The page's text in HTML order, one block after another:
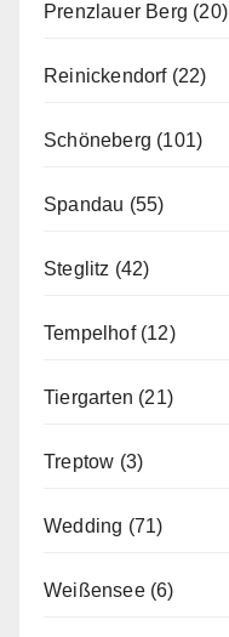
Prenzlauer Berg (20)
Reinickendorf(22)
Schöneberg (101)
Spandau (55)
Steglitz (42)
Tempelhof(12)
Tiergarten (21)
Treptow (3)
Wedding (71)
Weißensee(6)